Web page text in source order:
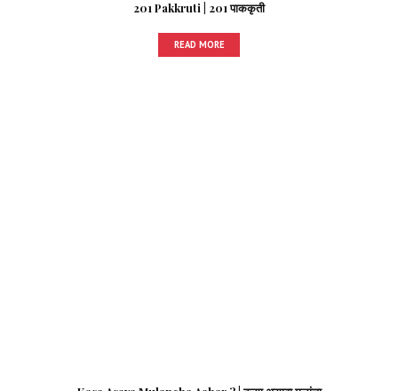
201 Pakkruti | 201 पाककृती
READ MORE